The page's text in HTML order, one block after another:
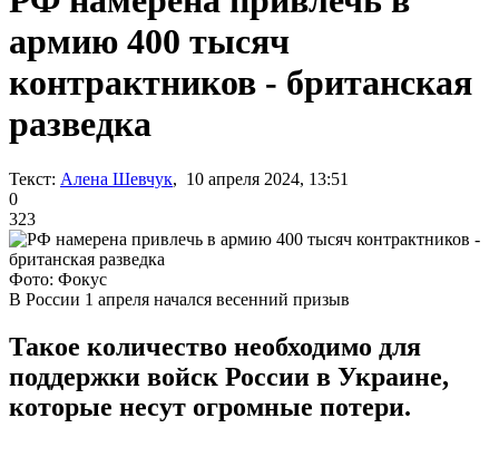
армию 400 тысяч
контрактников - британская
разведка
Текст: Алена Шевчук, 10 апреля 2024, 13:51
0
323
Фото: Фокус
В России 1 апреля начался весенний призыв
Такое количество необходимо для
поддержки войск России в Украине,
которые несут огромные потери.